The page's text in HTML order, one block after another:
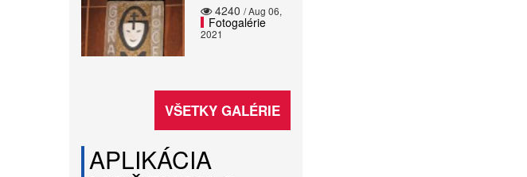
4240
Fotogalérie
/ Aug 06,
2021
VŠETKY GALÉRIE
APLIKÁCIA